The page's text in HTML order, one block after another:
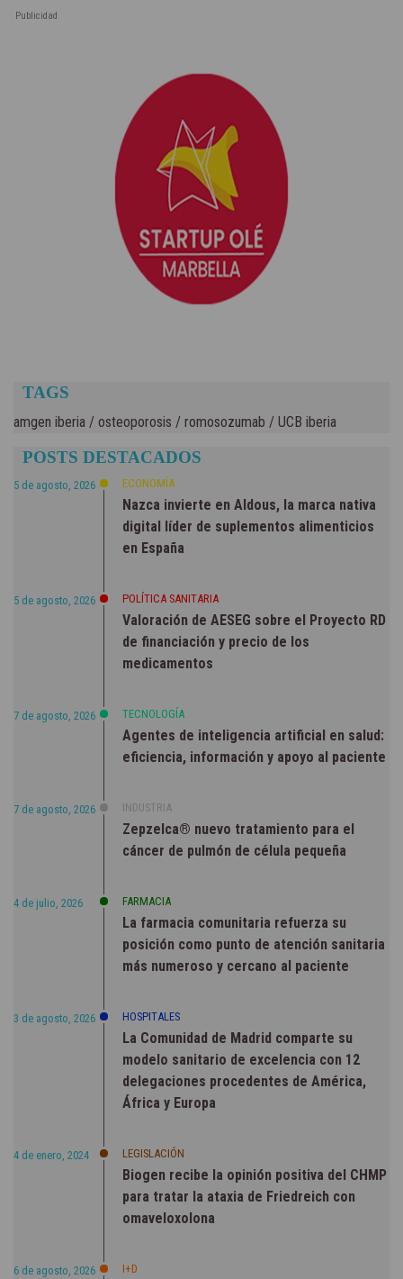
Publicidad
TAGS
amgen iberia / osteoporosis / romosozumab / UCB iberia
POSTS DESTACADOS
5 de agosto, 2026 ECONOMÍA
Nazca invierte en Aldous, la marca nativa
digital líder de suplementos alimenticios
en España
5 de agosto, 2026 POLÍTICA SANITARIA
Valoración de AESEG sobre el Proyecto RD
de financiación y precio de los
medicamentos
7 de agosto, 2026 TECNOLOGÍA
Agentes de inteligencia artificial en salud:
eficiencia, información y apoyo al paciente
7 de agosto, 2026 INDUSTRIA
Zepzelca® nuevo tratamiento para el
cáncer de pulmón de célula pequeña
4 de julio, 2026 FARMACIA
La farmacia comunitaria refuerza su
posición como punto de atención sanitaria
más numeroso y cercano al paciente
3 de agosto, 2026 HOSPITALES
La Comunidad de Madrid comparte su
modelo sanitario de excelencia con 12
delegaciones procedentes de América,
África y Europa
4 de enero, 2024 LEGISLACIÓN
Biogen recibe la opinión positiva del CHMP
para tratar la ataxia de Friedreich con
omaveloxolona
6 de agosto, 2026 I+D